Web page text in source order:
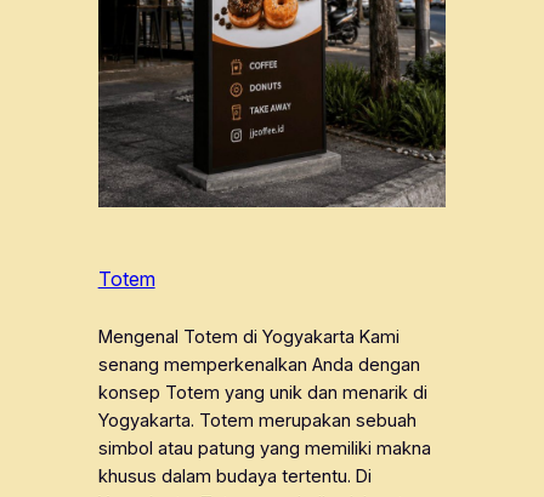
Totem
Mengenal Totem di Yogyakarta Kami
senang memperkenalkan Anda dengan
konsep Totem yang unik dan menarik di
Yogyakarta. Totem merupakan sebuah
simbol atau patung yang memiliki makna
khusus dalam budaya tertentu. Di